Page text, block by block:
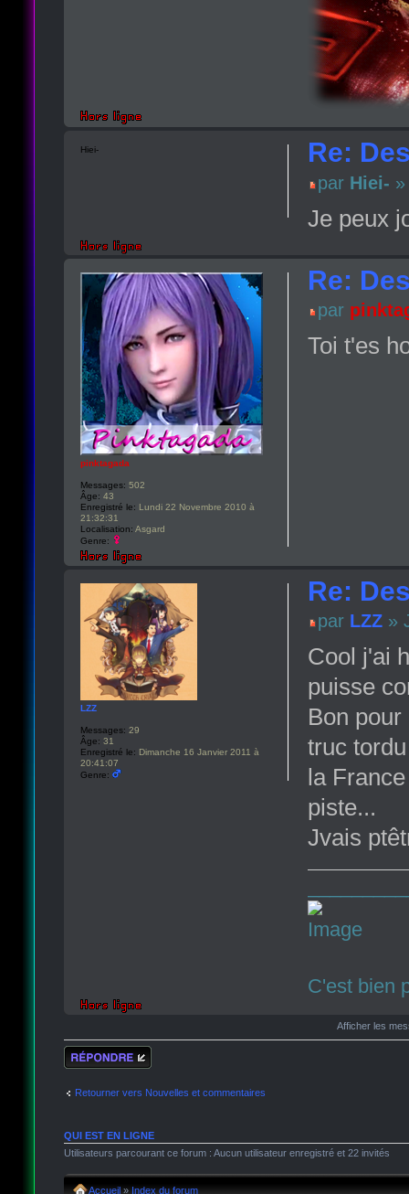
Re:
par Hiei-
Je peux
Hiei-
Re:
par
Toi t'es
pinktagada
Messages: 502
Âge: 43
Enregistré le: Lundi 22 Novembre 2010 à
21:32:31
Localisation: Asgard
Genre:
Re:
par LZZ»
Cool j'ai
puisse
Bon
truc
la
piste...
Jvais
C'est bien
LZZ
Messages: 29
Âge: 31
Enregistré le: Dimanche 16 Janvier 2011 à
20:41:07
Genre:
Afficher les
Répondre
Retourner vers Nouvelles et commentaires
QUI EST EN LIGNE
Utilisateurs parcourant ce forum : Aucun utilisateur enregistré et 22 invités
Accueil » Index du forum